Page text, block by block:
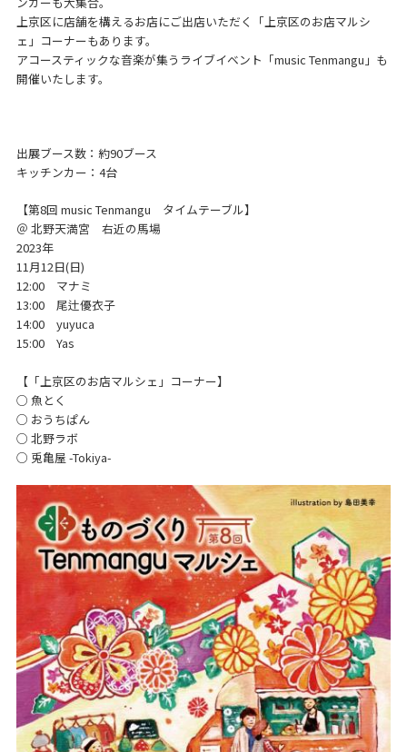
上京区に店舗を構えるお店にご出店いただく「上京区のお店マルシ
ェ」コーナーもあります。
アコースティックな音楽が集うライブイベント「music Tenmangu」も
開催いたします。
出展ブース数：約90ブース
キッチンカー：4台
【第8回 music Tenmangu タイムテーブル】
＠ 北野天満宮 右近の馬場
2023年
11月12日(日)
12:00 マナミ
13:00 尾辻優衣子
14:00 yuyuca
15:00 Yas
【「上京区のお店マルシェ」コーナー】
○ 魚とく
○ おうちぱん
○ 北野ラボ
○ 兎亀屋 -Tokiya-